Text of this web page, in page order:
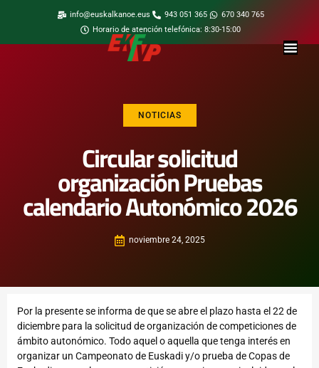
info@euskalkanoe.eus 943 051 365
670 340 765
Horario de atención telefónica: 8:30-15:00
NOTICIAS
Circular solicitud
organización Pruebas
calendario Autonómico 2026
noviembre 24, 2025
Por la presente se informa de que se abre el plazo hasta el 22 de
diciembre para la solicitud de organización de competiciones de
ámbito autonómico. Todo aquel o aquella que tenga interés en
organizar un Campeonato de Euskadi y/o prueba de Copas de